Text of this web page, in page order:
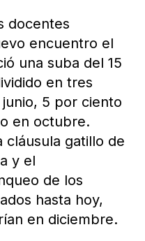
docentes
encuentro el
una suba del 15
en tres
5 por ciento
en octubre.
cláusula gatillo de
y el
de los
hasta hoy,
en diciembre.